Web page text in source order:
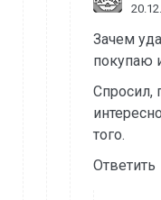
Зачем
покупаю
Спросил,
того.
Ответить